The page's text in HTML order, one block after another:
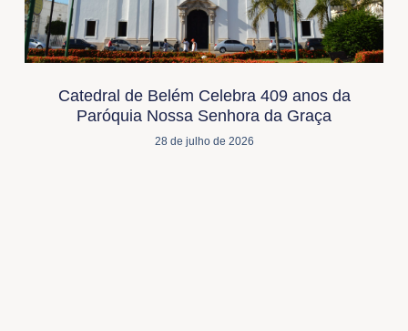
Catedral de Belém Celebra 409 anos da
Paróquia Nossa Senhora da Graça
28 de julho de 2026